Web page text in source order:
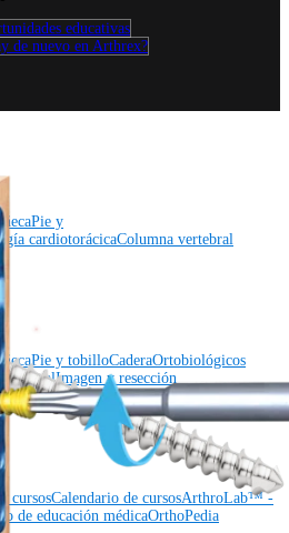
educativas
de nuevo en Arthrex?
Pie y
cardiotorácicaColumna vertebral
Pie y tobilloCaderaOrtobiológicos
Imagen y resección
cursosCalendario de cursosArthroLab™ -
de educación médicaOrthoPedia